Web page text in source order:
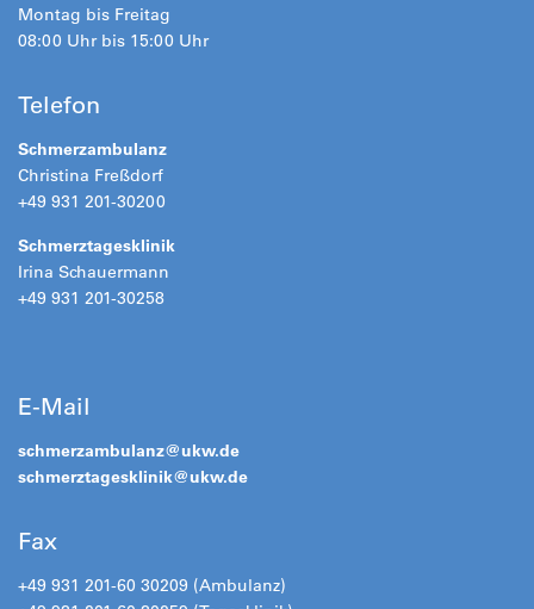
Montag bis Freitag
08:00 Uhr bis 15:00 Uhr
Telefon
Schmerzambulanz
Christina Freßdorf
+49 931 201-30200
Schmerztagesklinik
Irina Schauermann
+49 931 201-30258
E-Mail
schmerzambulanz@ukw.de
schmerztagesklinik@ukw.de
Fax
+49 931 201-60 30209 (Ambulanz)